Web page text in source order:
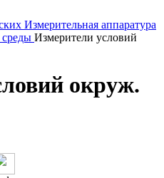
Измерительная аппаратура
Измерители условий
окруж.